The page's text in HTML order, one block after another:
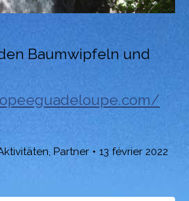
Baumwipfeln und
, Partner 13 février 2022